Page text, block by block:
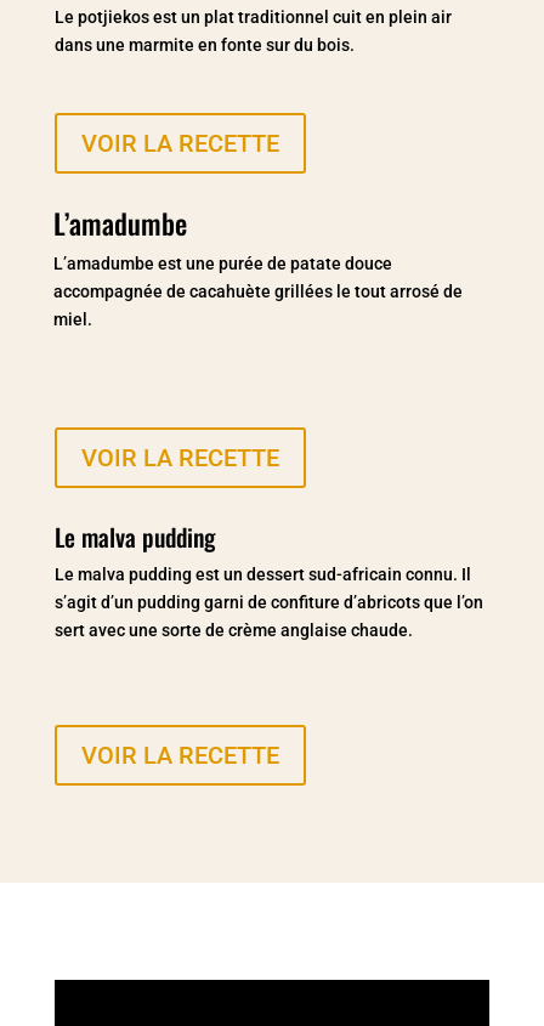
Le potjiekos est un plat traditionnel cuit en plein air
dans une marmite en fonte sur du bois.
VOIR LA RECETTE
L’amadumbe
L’amadumbe est une purée de patate douce
accompagnée de cacahuète grillées le tout arrosé de
miel.
VOIR LA RECETTE
Le malva pudding
Le malva pudding est un dessert sud-africain connu. Il
s’agit d’un pudding garni de confiture d’abricots que l’on
sert avec une sorte de crème anglaise chaude.
VOIR LA RECETTE